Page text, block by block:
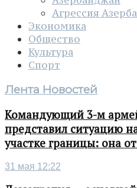
Агрессия
Экономика
Общество
Культура
Спорт
Лента Новостей
Командующий 3-м
представил ситуацию
участке границы: она
31 мая 12:22